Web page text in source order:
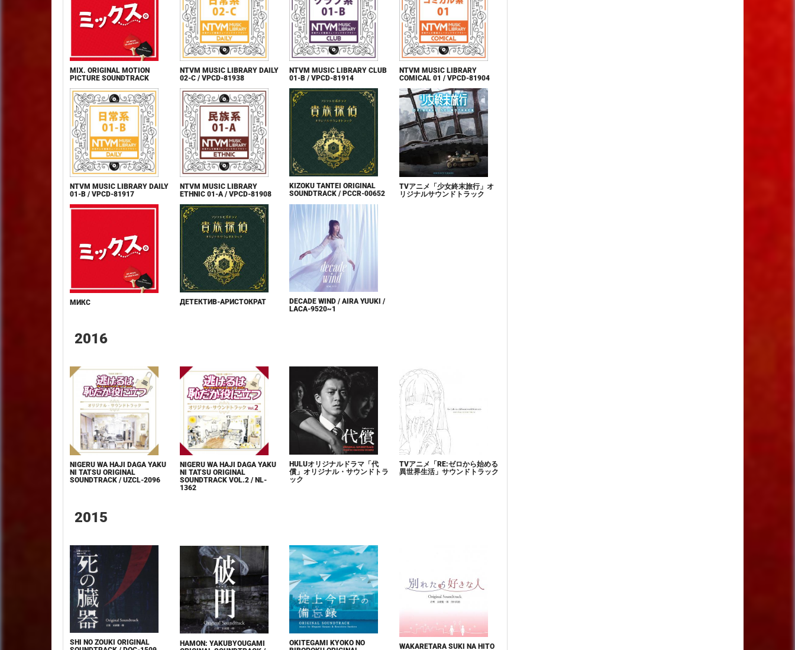
MIX. ORIGINAL MOTION
PICTURE SOUNDTRACK
NTVM MUSIC LIBRARY DAILY
02-C / VPCD-81938
NTVM MUSIC LIBRARY CLUB
01-B / VPCD-81914
NTVM MUSIC LIBRARY
COMICAL 01 / VPCD-81904
NTVM MUSIC LIBRARY DAILY
01-B / VPCD-81917
NTVM MUSIC LIBRARY
ETHNIC 01-A / VPCD-81908
KIZOKU TANTEI ORIGINAL
SOUNDTRACK / PCCR-00652
TVアニメ「少女終末旅行」オ
リジナルサウンドトラック
МИКС ДЕТЕКТИВ-АРИСТОКРАТ
DECADE WIND / AIRA YUUKI /
LACA-9520~1
2016
NIGERU WA HAJI DAGA YAKU
NI TATSU ORIGINAL
SOUNDTRACK / UZCL-2096
NIGERU WA HAJI DAGA YAKU
NI TATSU ORIGINAL
SOUNDTRACK VOL.2 / NL-
1362
HULUオリジナルドラマ「代
償」オリジナル・サウンドトラ
ック
TVアニメ「RE:ゼロから始める
異世界生活」サウンドトラック
2015
SHI NO ZOUKI ORIGINAL
HAMON: YAKUBYOUGAMI
OKITEGAMI KYOKO NO
WAKARETARA SUKI NA HITO